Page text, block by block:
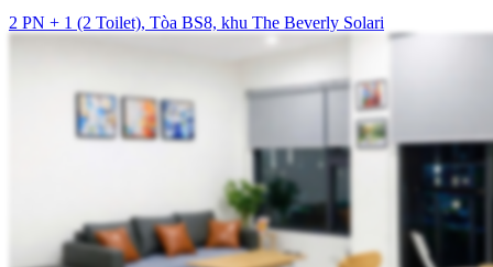
2 PN + 1 (2 Toilet), Tòa BS8, khu The Beverly Solari